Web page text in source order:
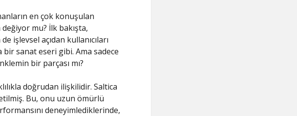
en çok konuşulan
mu? İlk bakışta,
işlevsel açıdan kullanıcıları
bir sanat eseri gibi. Ama sadece
bir parçası mı?
doğrudan ilişkilidir. Saltica
Bu, onu uzun ömürlü
deneyimlediklerinde,